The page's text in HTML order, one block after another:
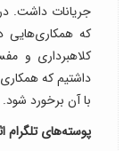
جریانات داشت.
که همکاری‌هایی
کلاهبرداری و
داشتیم که
با آن برخورد شود.
پوسته‌های تلگرام